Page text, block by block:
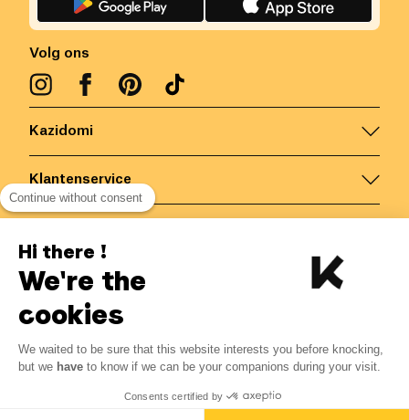
14.49€ 12.32 € -15 % ?
Bespaar 2.17 € met K+
Toevoegen aan mandje
Kazidomi
Klantenservice
Volg ons
België/ NL
Alle rechten voorbehouden
Continue without consent
Hi there !
We're the
cookies
We waited to be sure that this website interests you before knocking,
but we have to know if we can be your companions during your visit.
Consents certified by